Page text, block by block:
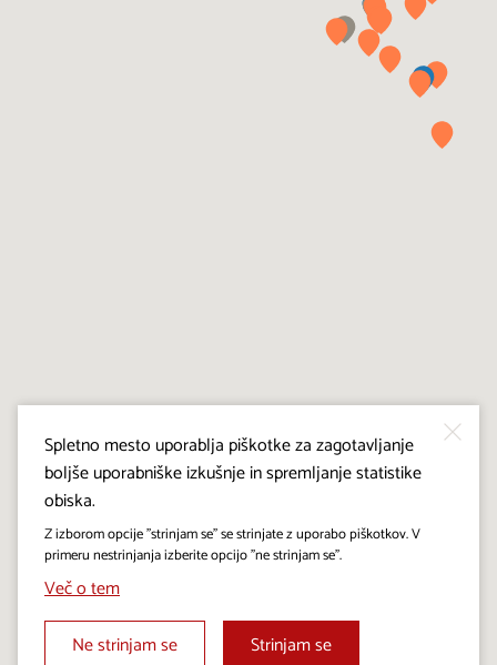
Spletno mesto uporablja piškotke za zagotavljanje
boljše uporabniške izkušnje in spremljanje statistike
obiska.
Z izborom opcije "strinjam se" se strinjate z uporabo piškotkov. V
primeru nestrinjanja izberite opcijo "ne strinjam se".
Več o tem
Ne strinjam se
Strinjam se